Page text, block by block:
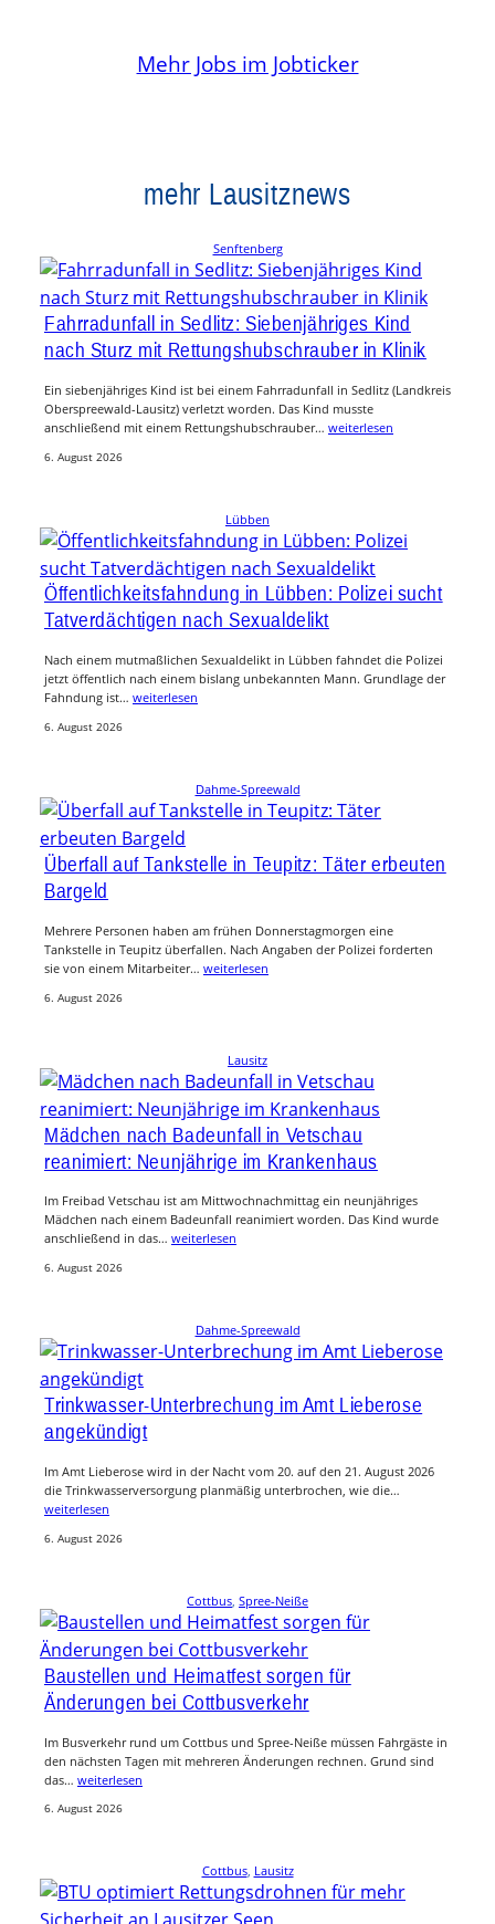
Mehr Jobs im Jobticker
mehr Lausitznews
Senftenberg
Fahrradunfall in Sedlitz: Siebenjähriges Kind
nach Sturz mit Rettungshubschrauber in Klinik
Ein siebenjähriges Kind ist bei einem Fahrradunfall in Sedlitz (Landkreis
Oberspreewald-Lausitz) verletzt worden. Das Kind musste
anschließend mit einem Rettungshubschrauber… weiterlesen
6. August 2026
Lübben
Öffentlichkeitsfahndung in Lübben: Polizei sucht
Tatverdächtigen nach Sexualdelikt
Nach einem mutmaßlichen Sexualdelikt in Lübben fahndet die Polizei
jetzt öffentlich nach einem bislang unbekannten Mann. Grundlage der
Fahndung ist… weiterlesen
6. August 2026
Dahme-Spreewald
Überfall auf Tankstelle in Teupitz: Täter erbeuten
Bargeld
Mehrere Personen haben am frühen Donnerstagmorgen eine
Tankstelle in Teupitz überfallen. Nach Angaben der Polizei forderten
sie von einem Mitarbeiter… weiterlesen
6. August 2026
Lausitz
Mädchen nach Badeunfall in Vetschau
reanimiert: Neunjährige im Krankenhaus
Im Freibad Vetschau ist am Mittwochnachmittag ein neunjähriges
Mädchen nach einem Badeunfall reanimiert worden. Das Kind wurde
anschließend in das… weiterlesen
6. August 2026
Dahme-Spreewald
Trinkwasser-Unterbrechung im Amt Lieberose
angekündigt
Im Amt Lieberose wird in der Nacht vom 20. auf den 21. August 2026
die Trinkwasserversorgung planmäßig unterbrochen, wie die…
weiterlesen
6. August 2026
Cottbus Spree-Neiße
Baustellen und Heimatfest sorgen für
Änderungen bei Cottbusverkehr
Im Busverkehr rund um Cottbus und Spree-Neiße müssen Fahrgäste in
den nächsten Tagen mit mehreren Änderungen rechnen. Grund sind
das… weiterlesen
6. August 2026
Cottbus, Lausitz